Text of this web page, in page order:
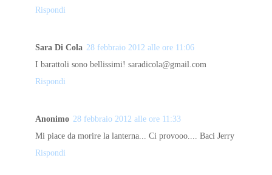
Rispondi
Sara Di Cola 28 febbraio 2012 alle ore 11:06
I barattoli sono bellissimi! saradicola@gmail.com
Rispondi
Anonimo 28 febbraio 2012 alle ore 11:33
Mi piace da morire la lanterna... Ci provooo.... Baci Jerry
Rispondi